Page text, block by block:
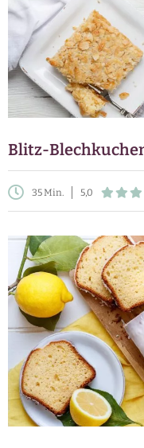
Blitz-
35 Min. 5,0